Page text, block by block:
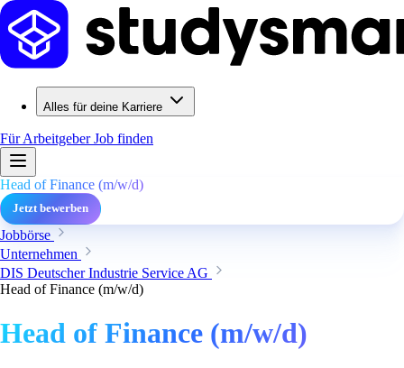
Alles für deine Karriere
Für ArbeitgeberJob finden
Head of Finance (m/w/d)
Jetzt bewerben
Jobbörse
Unternehmen
DIS Deutscher Industrie Service AG
Head of Finance (m/w/d)
Head of Finance (m/w/d)